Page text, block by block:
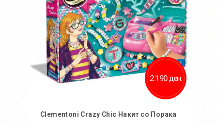
2.190 ден.
Clementoni Crazy Chic Накит со Порака